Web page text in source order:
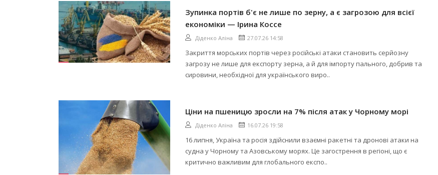
Зупинка портів б'є не лише по зерну, а є загрозою для всієї
економіки — Ірина Коссе
Діденко Аліна 27.07.26 14:58
Закриття морських портів через російські атаки становить серйозну
загрозу не лише для експорту зерна, а й для імпорту пального, добрив та
сировини, необхідної для українського виро..
Ціни на пшеницю зросли на 7% після атак у Чорному морі
Діденко Аліна 16.07.26 19:58
16 липня, Україна та росія здійснили взаємні ракетні та дронові атаки на
судна у Чорному та Азовському морях. Це загострення в регіоні, що є
критично важливим для глобального експо..